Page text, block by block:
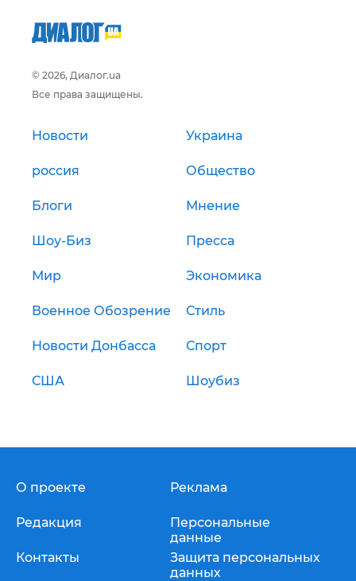
© 2026, Диалог.ua
Все права защищены.
Новости Украина
россия Общество
Блоги Мнение
Шоу-Биз Пресса
Мир Экономика
Военное Обозрение Стиль
Новости Донбасса Спорт
США Шоубиз
О проекте
Редакция
Контакты
Реклама
Персональные
данные
Защита персональных
данных